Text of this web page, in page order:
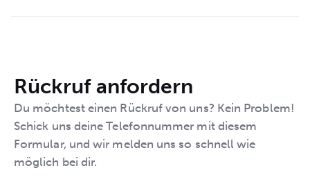
Rückruf anfordern
Du möchtest einen Rückruf von uns? Kein Problem!
Schick uns deine Telefonnummer mit diesem
Formular, und wir melden uns so schnell wie
möglich bei dir.